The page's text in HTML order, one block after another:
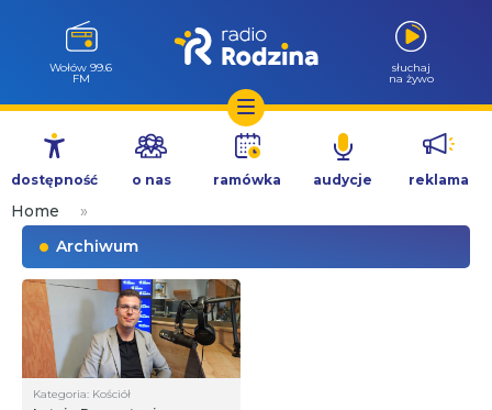
Przejdź
treści
Wołów 99.6
FM
słuchaj
na żywo
dostępność o nas ramówka audycje reklama
Home
»
Archiwum
Kategoria: Kościół